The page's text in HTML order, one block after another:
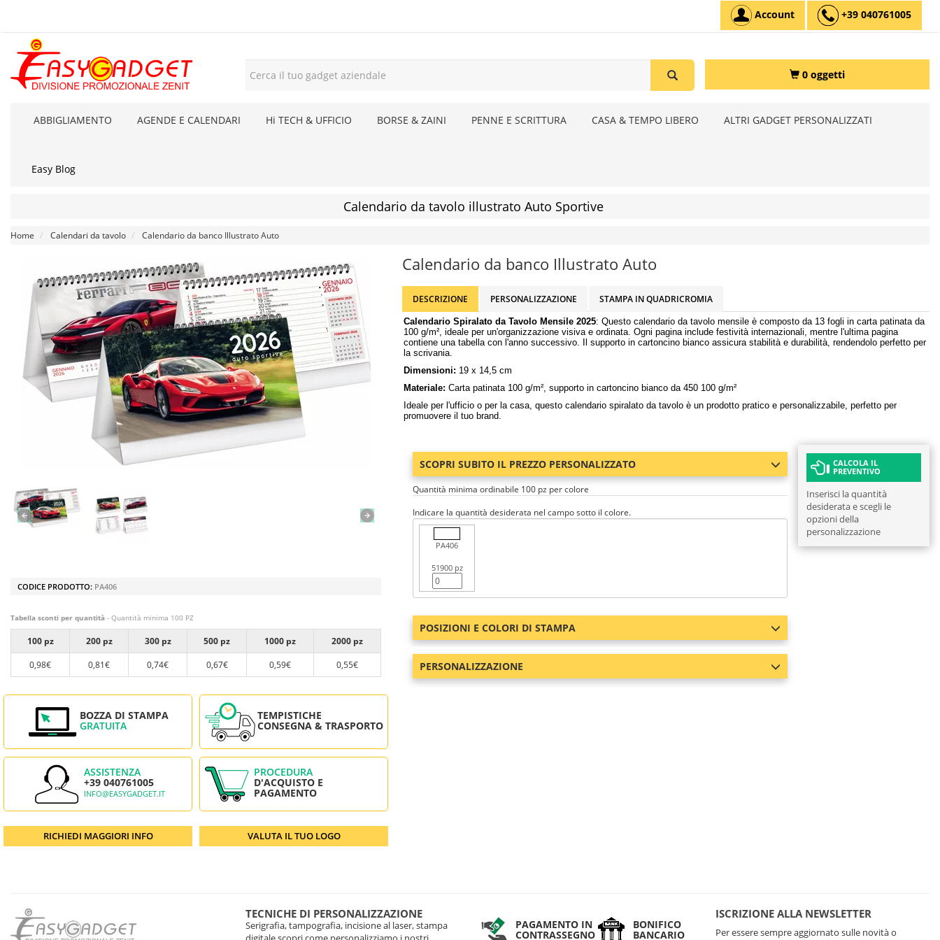
Account +39 040761005
0 oggetti
ABBIGLIAMENTO AGENDE E CALENDARI Hi TECH & UFFICIO BORSE & ZAINI PENNE E SCRITTURA CASA & TEMPO LIBERO ALTRI GADGET PERSONALIZZATI
Easy Blog
Calendario da tavolo illustrato Auto Sportive
Home Calendari da tavolo Calendario da banco Illustrato Auto
CODICE PRODOTTO: PA406
Tabella sconti per quantità - Quantità minima 100 PZ
100 pz 200 pz 300 pz 500 pz 1000 pz
2000 pz
0,98€
0,81€ 0,74€ 0,67€ 0,59€ 0,55€
BOZZA DI STAMPA
GRATUITA
TEMPISTICHE
CONSEGNA & TRASPORTO
ASSISTENZA
+39 040761005
INFO@EASYGADGET.IT
PROCEDURA
D'ACQUISTO E
PAGAMENTO
RICHIEDI MAGGIORI INFO VALUTA IL TUO LOGO
Calendario da banco Illustrato Auto
DESCRIZIONE PERSONALIZZAZIONE STAMPA IN QUADRICROMIA
Calendario Spiralato da Tavolo Mensile 2025: Questo calendario da tavolo mensile è composto da 13 fogli in carta patinata da
100 g/m², ideale per un'organizzazione visiva e ordinata. Ogni pagina include festività internazionali, mentre l'ultima pagina
contiene una tabella con l'anno successivo. Il supporto in cartoncino bianco assicura stabilità e durabilità, rendendolo perfetto per
la scrivania.
Dimensioni: 19 x 14,5 cm
Materiale: Carta patinata 100 g/m², supporto in cartoncino bianco da 450 100 g/m²
Ideale per l'ufficio o per la casa, questo calendario spiralato da tavolo è un prodotto pratico e personalizzabile, perfetto per
promuovere il tuo brand.
SCOPRI SUBITO IL PREZZO PERSONALIZZATO
Quantità minima ordinabile 100 pz per colore
Indicare la quantità desiderata nel campo sotto il colore.
PA406
51900 pz
POSIZIONI E COLORI DI STAMPA
PERSONALIZZAZIONE
CALCOLA IL
PREVENTIVO
Inserisci la quantità
desiderata e scegli le
opzioni della
personalizzazione
TECNICHE DI PERSONALIZZAZIONE
Serigrafia, tampografia, incisione al laser, stampa
PAGAMENTO IN
CONTRASSEGNO
BONIFICO
BANCARIO
ISCRIZIONE ALLA NEWSLETTER
Per essere sempre aggiornato sulle novità o